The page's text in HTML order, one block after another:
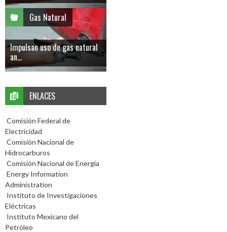
Gas Natural
Impulsan uso de gas natural
an...
ENLACES
Comisión Federal de
Electricidad
Comisión Nacional de
Hidrocarburos
Comisión Nacional de Energía
Energy Information
Administration
Instituto de Investigaciones
Eléctricas
Instituto Mexicano del
Petróleo